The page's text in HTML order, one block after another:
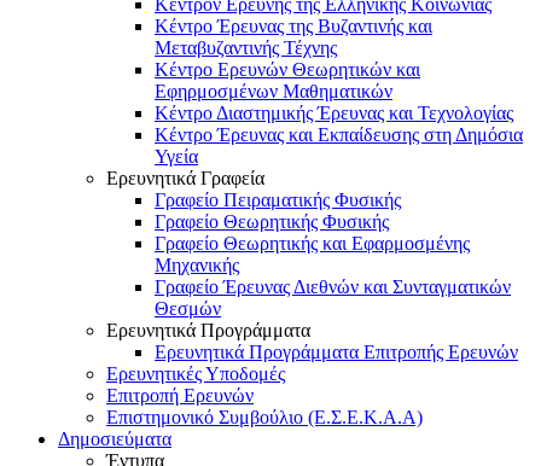
Κέντρο Έρευνας της Βυζαντινής και
Μεταβυζαντινής Τέχνης
Κέντρο Ερευνών Θεωρητικών και
Εφηρμοσμένων Μαθηματικών
Κέντρο Διαστημικής Έρευνας και Τεχνολογίας
Κέντρο Έρευνας και Εκπαίδευσης στη Δημόσια
Υγεία
Ερευνητικά Γραφεία
Γραφείο Πειραματικής Φυσικής
Γραφείο Θεωρητικής Φυσικής
Γραφείο Θεωρητικής και Εφαρμοσμένης
Μηχανικής
Γραφείο Έρευνας Διεθνών και Συνταγματικών
Θεσμών
Ερευνητικά Προγράμματα
Ερευνητικά Προγράμματα Επιτροπής Ερευνών
Ερευνητικές Υποδομές
Επιτροπή Ερευνών
Επιστημονικό Συμβούλιο (Ε.Σ.Ε.Κ.Α.Α)
Δημοσιεύματα
Έντυπα